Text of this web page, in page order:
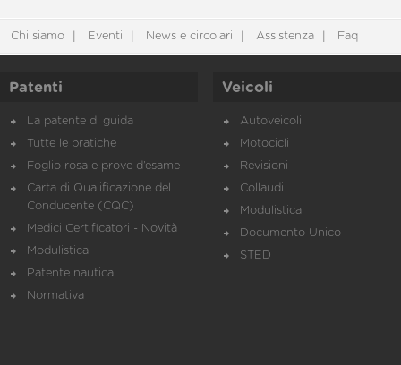
Chi siamo Eventi News e circolari Assistenza Faq
Patenti
La patente di guida
Tutte le pratiche
Foglio rosa e prove d’esame
Carta di Qualificazione del
Conducente (CQC)
Medici Certificatori - Novità
Modulistica
Patente nautica
Normativa
Veicoli
Autoveicoli
Motocicli
Revisioni
Collaudi
Modulistica
Documento Unico
STED